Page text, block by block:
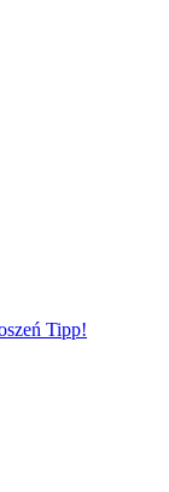
Tipp!